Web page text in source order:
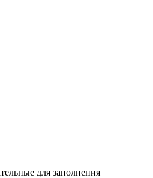
для заполнения